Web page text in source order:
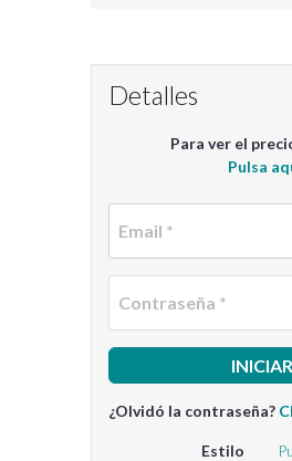
Detalles
Para ver el
Pulsa
¿Olvidó la contraseña?
Estilo